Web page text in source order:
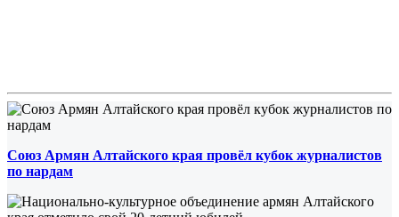
Союз Армян Алтайского края провёл кубок журналистов
по нардам